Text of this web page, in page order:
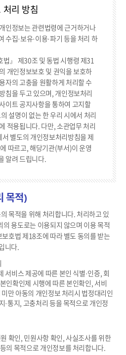
처리 방침
인정보는 관련법령에 근거하거나
수집·보유·이용·파기 등을 처리 하
법』 제30조 및 동법 시행령 제31
개인정보보호 및 권익을 보호하
자의 고충을 원활하게 처리할 수
침을 두고 있으며, 개인정보처리
이트 공지사항을 통하여 고지할
설명이 없는 한 우리 시에서 처리
적용됩니다. 다만, 소관업무 처리
별도의 개인정보처리방침을 제
따르고, 해당기관(부서)이 운영
알려 드립니다.
목적)
목적을 위해 처리합니다. 처리하고 있
용도로는 이용되지 않으며 이용 목적
호법 제18조에 따라 별도 동의를 받는
니다.
서비스 제공에 따른 본인 식별·인증, 회
인확인제 시행에 따른 본인확인, 서비
만 아동의 개인정보 처리시 법정대리인
·통지, 고충처리 등을 목적으로 개인정
확인, 민원사항 확인, 사실조사를 위한
의 목적으로 개인정보를 처리합니다.